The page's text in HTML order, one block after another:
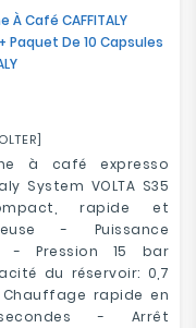
À Café CAFFITALY
Paquet De 10 Capsules
à café expresso
System VOLTA S35
rapide et
- Puissance
- Pression 15 bar
du réservoir: 0,7
rapide en
- Arrêt